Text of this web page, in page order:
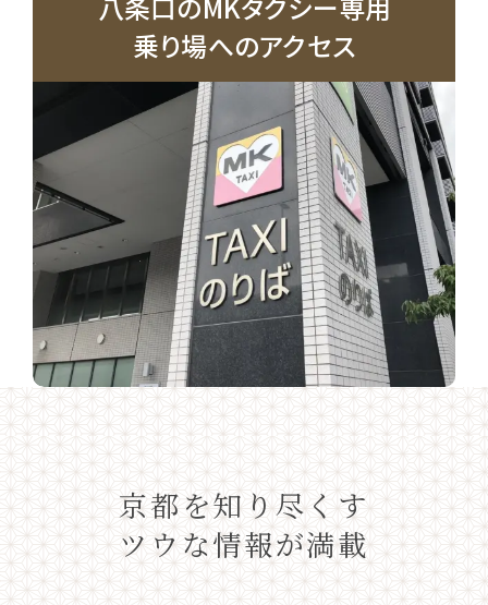
乗り場へのアクセス
京都を知り尽くす
ツウな情報が満載